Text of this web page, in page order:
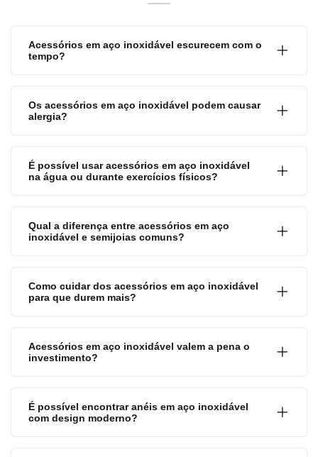
Acessórios em aço inoxidável escurecem com o
tempo?
Os acessórios em aço inoxidável podem causar
alergia?
É possível usar acessórios em aço inoxidável
na água ou durante exercícios físicos?
Qual a diferença entre acessórios em aço
inoxidável e semijoias comuns?
Como cuidar dos acessórios em aço inoxidável
para que durem mais?
Acessórios em aço inoxidável valem a pena o
investimento?
É possível encontrar anéis em aço inoxidável
com design moderno?